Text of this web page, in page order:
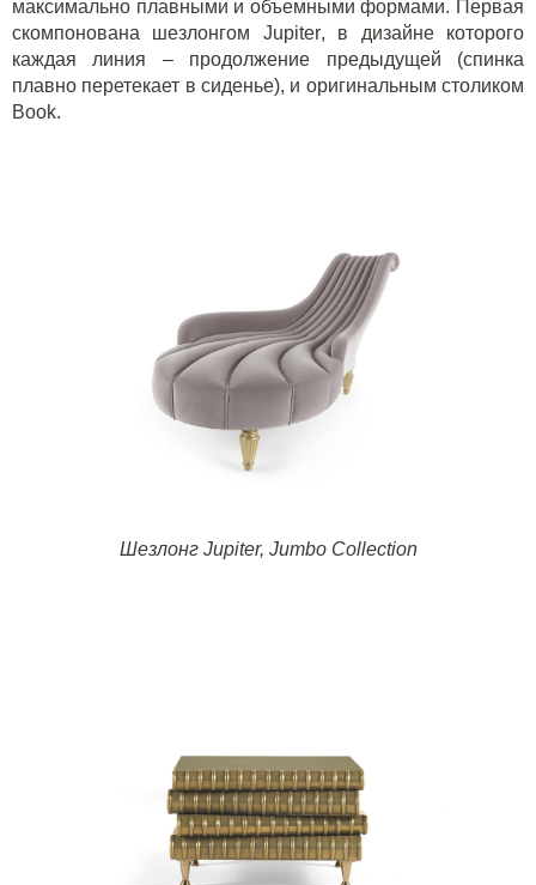
максимально плавными и объемными формами. Первая
скомпонована шезлонгом Jupiter, в дизайне которого
каждая линия – продолжение предыдущей (спинка
плавно перетекает в сиденье), и оригинальным столиком
Book.
Шезлонг Jupiter, Jumbo Collection